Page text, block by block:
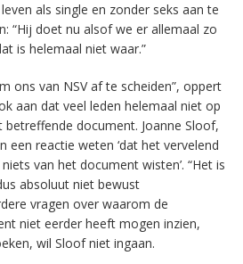
als single en zonder seks aan te
“Hij doet nu alsof we er allemaal zo
is helemaal niet waar.”
ons van NSV af te scheiden”, oppert
aan dat veel leden helemaal niet op
document. Joanne Sloof,
een reactie weten ‘dat het vervelend
van het document wisten’. “Het is
absoluut niet bewust
vragen over waarom de
niet eerder heeft mogen inzien,
wil Sloof niet ingaan.